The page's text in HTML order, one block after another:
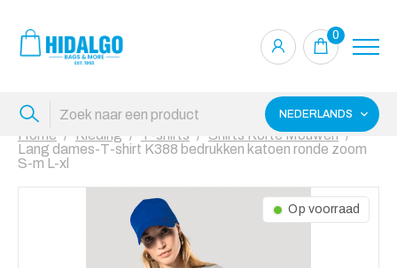
0
NEDERLANDS
Home Kleding T-shirts
Shirts Korte Mouwen
Lang dames-T-shirt K388 bedrukken katoen ronde zoom
S-m L-xl
Op voorraad